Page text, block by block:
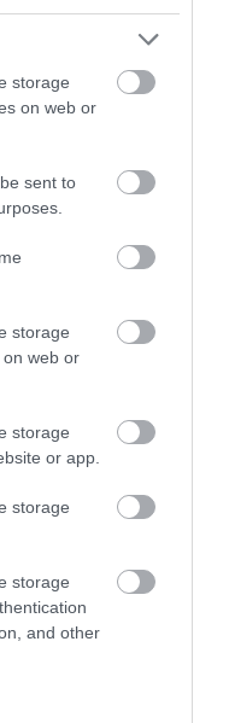
storage
on web or
sent to
storage
web or
storage
or app.
storage
storage
and other
07|Eger ügye
ŐSHONOS
MENTETT...
07|Környék ügye
KIALAKULHATNAK
ÉRKE...
06|Riasztó